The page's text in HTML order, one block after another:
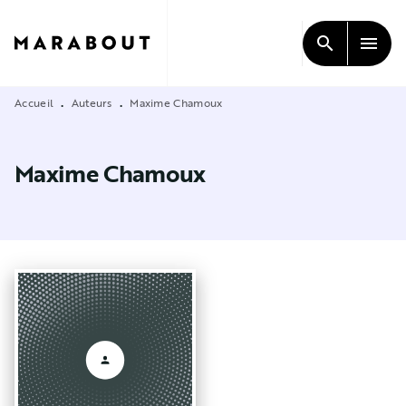
CONTENU
search menu
Accueil • Auteurs • Maxime Chamoux
Maxime Chamoux